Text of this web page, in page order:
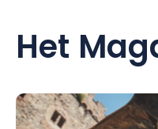
Het